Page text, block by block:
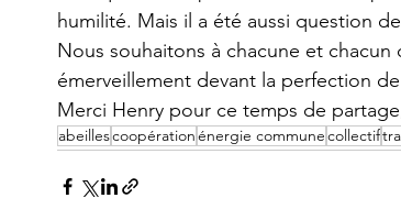
humilité. Mais il a été aussi question
Nous souhaitons à chacune et
émerveillement devant la perfection
Merci Henry pour ce temps de
abeillescoopérationénergie communecollectif